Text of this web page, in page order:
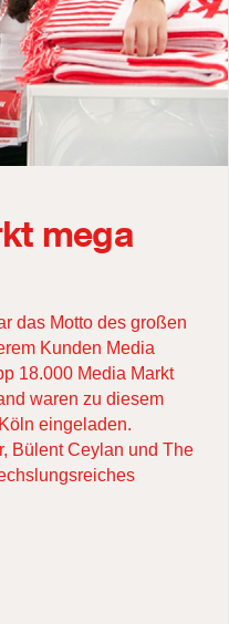
mega
das Motto des großen
Kunden Media
18.000 Media Markt
waren zu diesem
eingeladen.
Bülent Ceylan und The